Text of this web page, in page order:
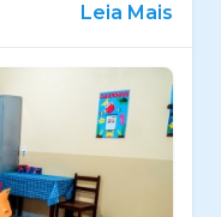
Leia Mais